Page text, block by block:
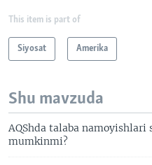
This item is part of
Siyosat Amerika
Shu mavzuda
AQShda talaba namoyishlari
mumkinmi?